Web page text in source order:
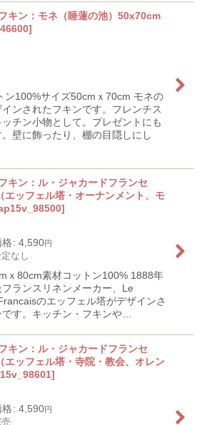
キン：モネ（睡蓮の池）50x70cm
]
ン100%サイズ50cmｘ70cm モネの
ンされたフキンです。フレンチス
ッチン小物として。プレゼントにも
壁に飾ったり、棚の目隠しにし
キン：ル・ジャカードフランセ
エッフェル塔・オーナンメント、モ
]
: 4,590円
なし
ｘ80cm素材コットン100% 1888年
ランスリネンメーカー、Le
のエッフェル塔がデザインさ
す。キッチン・フキンや…
キン：ル・ジャカードフランセ
エッフェル塔・寺院・教会、オレン
]
: 4,590円